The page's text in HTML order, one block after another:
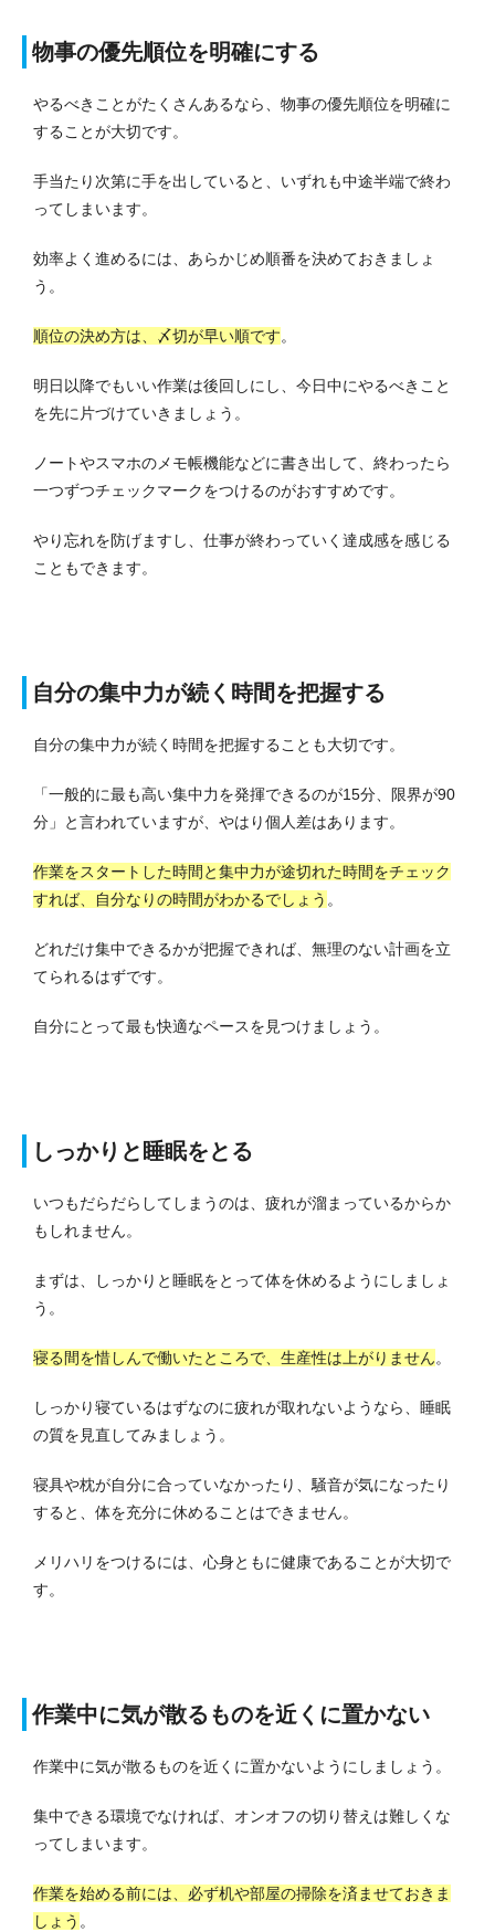
物事の優先順位を明確にする
やるべきことがたくさんあるなら、物事の優先順位を明確に
することが大切です。
手当たり次第に手を出していると、いずれも中途半端で終わ
ってしまいます。
効率よく進めるには、あらかじめ順番を決めておきましょ
う。
順位の決め方は、〆切が早い順です。
明日以降でもいい作業は後回しにし、今日中にやるべきこと
を先に片づけていきましょう。
ノートやスマホのメモ帳機能などに書き出して、終わったら
一つずつチェックマークをつけるのがおすすめです。
やり忘れを防げますし、仕事が終わっていく達成感を感じる
こともできます。
自分の集中力が続く時間を把握する
自分の集中力が続く時間を把握することも大切です。
「一般的に最も高い集中力を発揮できるのが15分、限界が90
分」と言われていますが、やはり個人差はあります。
作業をスタートした時間と集中力が途切れた時間をチェック
すれば、自分なりの時間がわかるでしょう 。
どれだけ集中できるかが把握できれば、無理のない計画を立
てられるはずです。
自分にとって最も快適なペースを見つけましょう。
しっかりと睡眠をとる
いつもだらだらしてしまうのは、疲れが溜まっているからか
もしれません。
まずは、しっかりと睡眠をとって体を休めるようにしましょ
う。
寝る間を惜しんで働いたところで、生産性は上がりません。
しっかり寝ているはずなのに疲れが取れないようなら、睡眠
の質を見直してみましょう。
寝具や枕が自分に合っていなかったり、騒音が気になったり
すると、体を充分に休めることはできません。
メリハリをつけるには、心身ともに健康であることが大切で
す。
作業中に気が散るものを近くに置かない
作業中に気が散るものを近くに置かないようにしましょう。
集中できる環境でなければ、オンオフの切り替えは難しくな
ってしまいます。
作業を始める前には、必ず机や部屋の掃除を済ませておきま
しょう 。